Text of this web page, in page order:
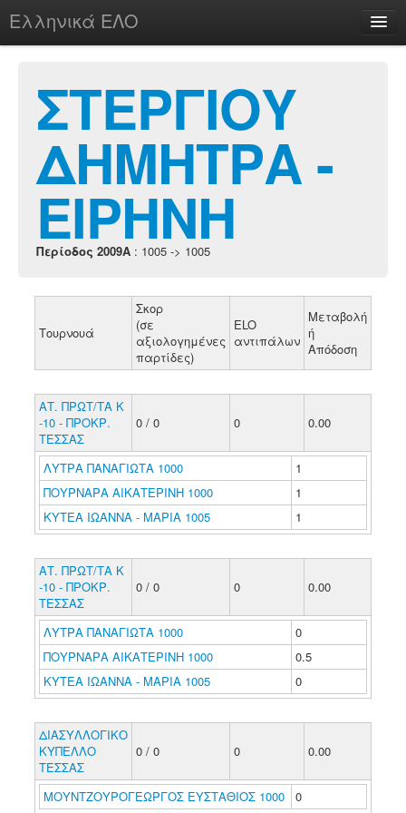
Ελληνικά ΕΛΟ
chesstu.be @ discord
Login
ΣΤΕΡΓΙΟΥ
ΔΗΜΗΤΡΑ -
ΕΙΡΗΝΗ
Περίοδος 2009A : 1005 -> 1005
Τουρνουά
Σκορ
(σε
αξιολογημένες
παρτίδες)
ELO
αντιπάλων
Μεταβολή
ή
Απόδοση
ΑΤ. ΠΡΩΤ/ΤΑ Κ
-10 - ΠΡΟΚΡ.
ΤΕΣΣΑΣ
0 / 0 0 0.00
ΛΥΤΡΑ ΠΑΝΑΓΙΩΤΑ 1000
1
ΠΟΥΡΝΑΡΑ ΑΙΚΑΤΕΡΙΝΗ 1000
1
ΚΥΤΕΑ ΙΩΑΝΝΑ - ΜΑΡΙΑ 1005
1
ΑΤ. ΠΡΩΤ/ΤΑ Κ
-10 - ΠΡΟΚΡ.
ΤΕΣΣΑΣ
0 / 0 0 0.00
ΛΥΤΡΑ ΠΑΝΑΓΙΩΤΑ 1000
0
ΠΟΥΡΝΑΡΑ ΑΙΚΑΤΕΡΙΝΗ 1000
0.5
ΚΥΤΕΑ ΙΩΑΝΝΑ - ΜΑΡΙΑ 1005
0
ΔΙΑΣΥΛΛΟΓΙΚΟ
ΚΥΠΕΛΛΟ
ΤΕΣΣΑΣ
0 / 0 0 0.00
ΜΟΥΝΤΖΟΥΡΟΓΕΩΡΓΟΣ ΕΥΣΤΑΘΙΟΣ 1000 0